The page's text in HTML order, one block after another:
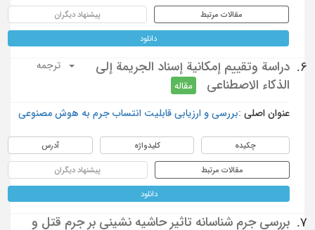
مقالات مرتبط پیشنهاد دیگران
دانلود
6.
دراسة وتقييم إمكانية إسناد الجريمة إلى
الذكاء الاصطناعي
مقاله
ترجمه
عنوان اصلی : بررسی و ارزیابی قابلیت انتساب جرم به هوش مصنوعی
چکیده کلیدواژه آدرس
مقالات مرتبط پیشنهاد دیگران
دانلود
7.
بررسی جرم شناسانه تاثیر حاشیه نشینی بر جرم قتل و